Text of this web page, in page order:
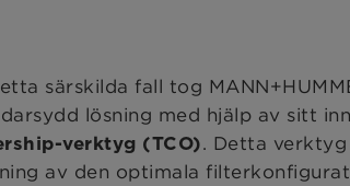
särskilda fall tog
lösning med hjälp av sitt
verktyg (TCO). Detta
av den optimala